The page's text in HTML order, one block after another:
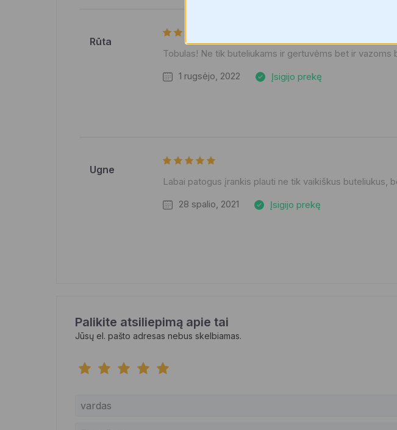
Rūta
Tobulas! Ne tik buteliukams ir gertuvėms bet ir vazoms
1 rugsėjo, 2022
Įsigijo prekę
Ugne
Labai patogus įrankis plauti ne tik vaikiškus buteliukus,
28 spalio, 2021
Įsigijo prekę
Palikite atsiliepimą apie tai
Jūsų el. pašto adresas nebus skelbiamas.